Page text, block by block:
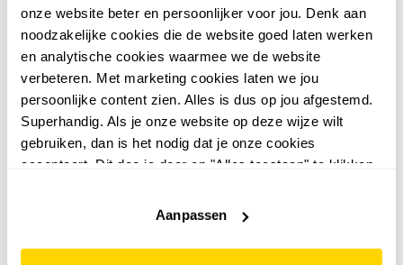
onze website beter en persoonlijker voor jou. Denk aan
noodzakelijke cookies die de website goed laten werken
en analytische cookies waarmee we de website
verbeteren. Met marketing cookies laten we jou
persoonlijke content zien. Alles is dus op jou afgestemd.
Superhandig. Als je onze website op deze wijze wilt
gebruiken, dan is het nodig dat je onze cookies
accepteert. Dit doe je door op "Alles toestaan" te klikken.
website niet optimaal functioneert.
Aanpassen